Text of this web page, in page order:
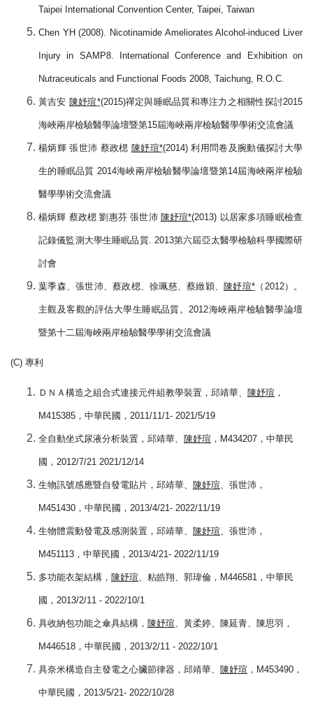
Taipei International Convention Center, Taipei, Taiwan
Chen YH (2008). Nicotinamide Ameliorates Alcohol-induced Liver
Injury in SAMP8. International Conference and Exhibition on
Nutraceuticals and Functional Foods 2008, Taichung, R.O.C.
黃吉安 陳妤瑄*(2015)禪定與睡眠品質和專注力之相關性探討2015
海峽兩岸檢驗醫學論壇暨第15屆海峽兩岸檢驗醫學學術交流會議
楊炳輝 張世沛 蔡政楒 陳妤瑄*(2014)利用問卷及腕動儀探討大學
生的睡眠品質 2014海峽兩岸檢驗醫學論壇暨第14屆海峽兩岸檢驗
醫學學術交流會議
楊炳輝 蔡政楒 劉惠芬 張世沛 陳妤瑄*(2013) 以居家多項睡眠檢查
記錄儀監測大學生睡眠品質. 2013第六屆亞太醫學檢驗科學國際研
討會
葉季森、張世沛、蔡政楒、徐珮慈、蔡緻穎、陳妤瑄*（ 2012）。
主觀及客觀的評估大學生睡眠品質。 2012海峽兩岸檢驗醫學論壇
暨第十二屆海峽兩岸檢驗醫學學術交流會議
(C) 專利
ＤＮＡ構造之組合式連接元件組教學裝置，邱靖華、 陳妤瑄 ，
M415385 ，中華民國， 2011/11/1- 2021/5/19
全自動坐式尿液分析裝置，邱靖華、 陳妤瑄 ， M434207 ，中華民
國， 2012/7/21 2021/12/14
生物訊號感應暨自發電貼片，邱靖華、 陳妤瑄 、張世沛，
M451430 ，中華民國， 2013/4/21- 2022/11/19
生物體震動發電及感測裝置，邱靖華、 陳妤瑄 、張世沛，
M451113 ，中華民國， 2013/4/21- 2022/11/19
多功能衣架結構， 陳妤瑄 、粘皓翔、郭瑋倫， M446581 ，中華民
國， 2013/2/11 - 2022/10/1
具收納包功能之傘具結構， 陳妤瑄 、黃柔婷、陳延青、陳思羽，
M446518 ，中華民國， 2013/2/11 - 2022/10/1
具奈米構造自主發電之心臟節律器，邱靖華、 陳妤瑄 ， M453490 ，
中華民國， 2013/5/21- 2022/10/28